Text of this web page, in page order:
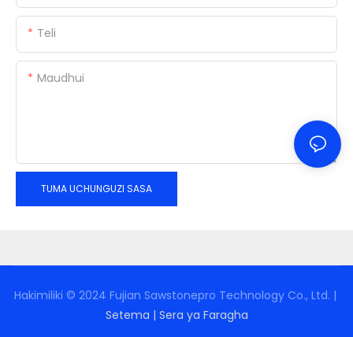
Teli
Maudhui
TUMA UCHUNGUZI SASA
Hakimiliki © 2024 Fujian Sawstonepro Technology Co., Ltd. |
Setema | Sera ya Faragha